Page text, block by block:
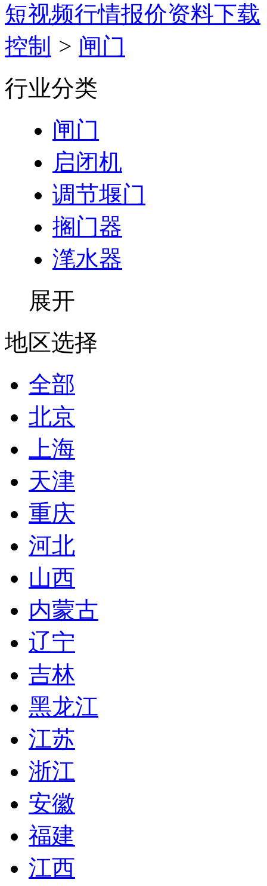
短视频行情报价资料下载
控制 > 闸门
行业分类
闸门
启闭机
调节堰门
搁门器
滗水器
展开
地区选择
全部
北京
上海
天津
重庆
河北
山西
内蒙古
辽宁
吉林
黑龙江
江苏
浙江
安徽
福建
江西